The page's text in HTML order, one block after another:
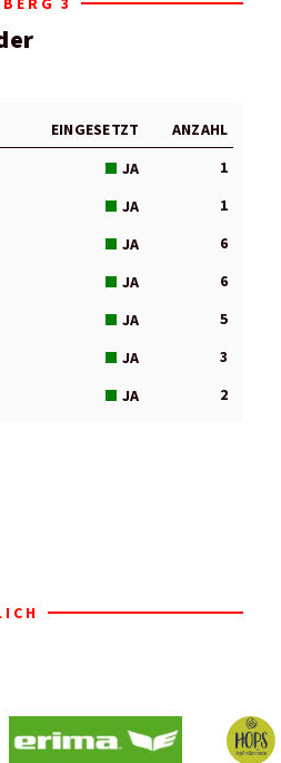
EINGESETZT
ANZAHL
JA
1
JA
1
JA
6
JA
6
JA
5
JA
3
JA 2